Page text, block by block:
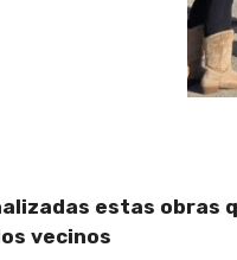
estas obras
vecinos